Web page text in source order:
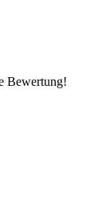
Bewertung!